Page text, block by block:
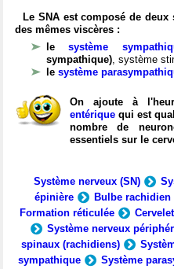
Le SNA est composé de
des mêmes viscères :
lesystème
sympathique), système
le système
On ajoute à
entérique qui est
nombre de
essentiels sur le
Système nerveux (SN)
épinière
Bulbe rachidien
Formation réticulée
Cervelet
Système nerveux
spinaux (rachidiens)
sympathique
Système